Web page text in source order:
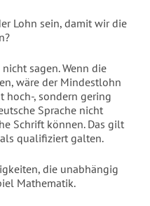
Lohn sein, damit wir die
sagen. Wenn die
wäre der Mindestlohn
hoch-, sondern gering
Sprache nicht
Schrift können. Das gilt
qualifiziert galten.
die unabhängig
Mathematik.